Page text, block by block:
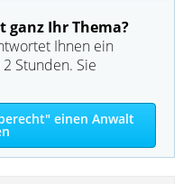
ganz Ihr Thema?
Ihnen ein
Stunden. Sie
einen Anwalt